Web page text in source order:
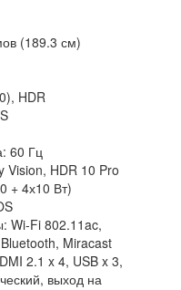
(189.3 см)
HDR
60 Гц
Vision, HDR 10 Pro
+ 4х10 Вт)
Wi-Fi 802.11ac,
Miracast
2.1 x 4, USB x 3,
выход на